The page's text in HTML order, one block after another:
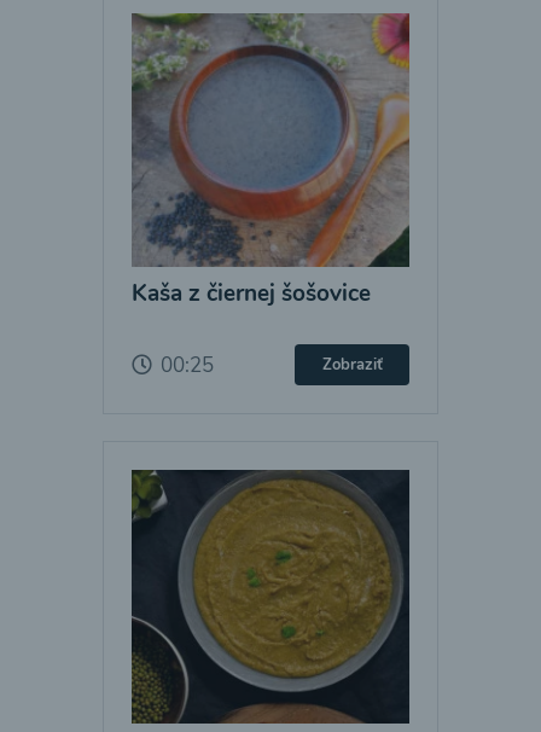
Kaša z čiernej šošovice
00:25 Zobraziť